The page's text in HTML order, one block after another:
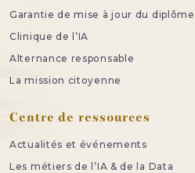
Garantie de mise à jour du diplôme
Clinique de l’IA
Alternance responsable
La mission citoyenne
Centre de ressources
Actualités et événements
Les métiers de l’IA & de la Data